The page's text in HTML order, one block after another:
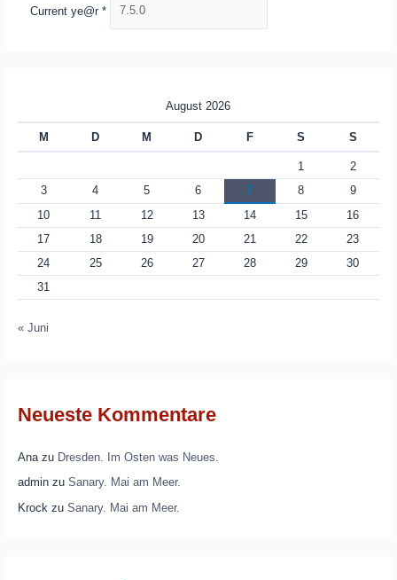
Current ye@r*
August 2026
M D M D F S S
1
2
3
4 5 6 7 8
9
10
11 12 13 14 15
16
17
18 19 20 21 22
23
24
25 26 27 28 29
30
31
« Juni
Neueste Kommentare
Anazu Dresden. Im Osten was Neues.
adminzu Sanary. Mai am Meer.
Krockzu Sanary. Mai am Meer.